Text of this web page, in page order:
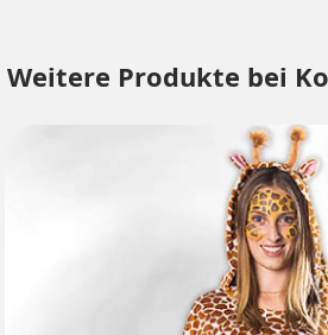
Weitere Produkte bei